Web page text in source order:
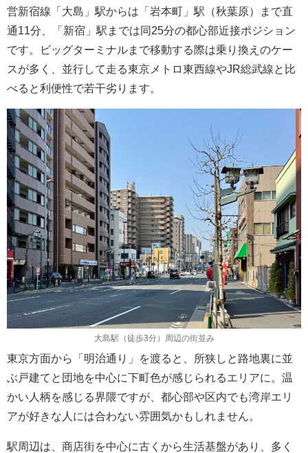
営新宿線「大島」駅からは「岩本町」駅（秋葉原）まで直
通11分、「新宿」駅までは同25分の都心部近接ポジション
です。ビッグターミナルまで移動する際は乗り換えのケー
スが多く、並行して走る東京メトロ東西線やJR総武線と比
べると利便性で若干劣ります。
大島駅（徒歩3分）周辺の街並み
東京方面から「明治通り」を渡ると、所狭しと路地裏に並
ぶ戸建てと団地を中心に下町色が感じられるエリアに。温
かい人柄を感じる界隈ですが、都心部や区内でも湾岸エリ
アが好きな人には合わない雰囲気かもしれません。
駅周辺は、商店街を中心に古くから生活基盤があり、多く